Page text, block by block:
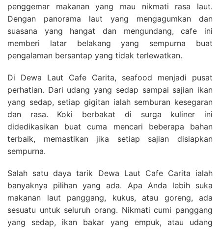
penggemar makanan yang mau nikmati rasa laut.
Dengan panorama laut yang mengagumkan dan
suasana yang hangat dan mengundang, cafe ini
memberi latar belakang yang sempurna buat
pengalaman bersantap yang tidak terlewatkan.
Di Dewa Laut Cafe Carita, seafood menjadi pusat
perhatian. Dari udang yang sedap sampai sajian ikan
yang sedap, setiap gigitan ialah semburan kesegaran
dan rasa. Koki berbakat di surga kuliner ini
didedikasikan buat cuma mencari beberapa bahan
terbaik, memastikan jika setiap sajian disiapkan
sempurna.
Salah satu daya tarik Dewa Laut Cafe Carita ialah
banyaknya pilihan yang ada. Apa Anda lebih suka
makanan laut panggang, kukus, atau goreng, ada
sesuatu untuk seluruh orang. Nikmati cumi panggang
yang sedap, ikan bakar yang empuk, atau udang